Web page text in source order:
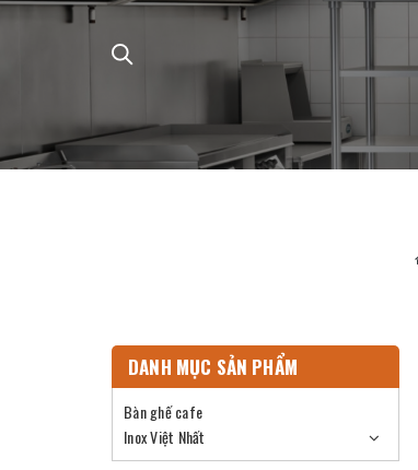
DANH MỤC SẢN PHẨM
Bàn ghế cafe
Inox Việt Nhất